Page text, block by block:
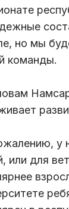
но мы
команды.
у
или для